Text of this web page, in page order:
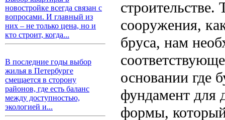
новостройке всегда связан с
вопросами. И главный из
них – не только цена, но и
кто строит, когда...
В последние годы выбор
жилья в Петербурге
смещается в сторону
районов, где есть баланс
между доступностью,
экологией и...
строительстве.
сооружения,
бруса, нам
основании где
фундамент для
формы,